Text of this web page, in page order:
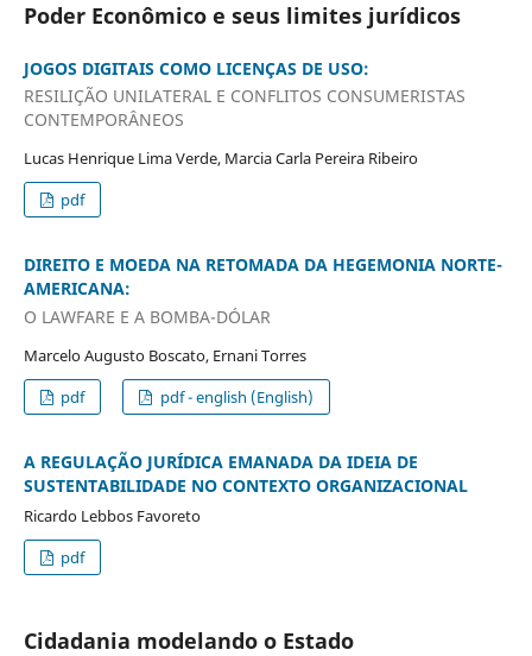
Poder Econômico e seus limites jurídicos
JOGOS DIGITAIS COMO LICENÇAS DE USO:
RESILIÇÃO UNILATERAL E CONFLITOS CONSUMERISTAS
CONTEMPORÂNEOS
Lucas Henrique Lima Verde, Marcia Carla Pereira Ribeiro
pdf
DIREITO E MOEDA NA RETOMADA DA HEGEMONIA NORTE-
AMERICANA:
O LAWFARE E A BOMBA-DÓLAR
Marcelo Augusto Boscato, Ernani Torres
pdf
pdf - english (English)
A REGULAÇÃO JURÍDICA EMANADA DA IDEIA DE
SUSTENTABILIDADE NO CONTEXTO ORGANIZACIONAL
Ricardo Lebbos Favoreto
pdf
Cidadania modelando o Estado